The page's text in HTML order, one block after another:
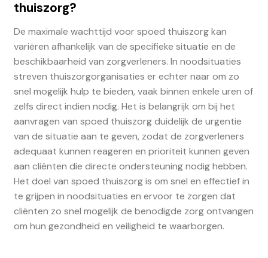
thuiszorg?
De maximale wachttijd voor spoed thuiszorg kan
variëren afhankelijk van de specifieke situatie en de
beschikbaarheid van zorgverleners. In noodsituaties
streven thuiszorgorganisaties er echter naar om zo
snel mogelijk hulp te bieden, vaak binnen enkele uren of
zelfs direct indien nodig. Het is belangrijk om bij het
aanvragen van spoed thuiszorg duidelijk de urgentie
van de situatie aan te geven, zodat de zorgverleners
adequaat kunnen reageren en prioriteit kunnen geven
aan cliënten die directe ondersteuning nodig hebben.
Het doel van spoed thuiszorg is om snel en effectief in
te grijpen in noodsituaties en ervoor te zorgen dat
cliënten zo snel mogelijk de benodigde zorg ontvangen
om hun gezondheid en veiligheid te waarborgen.